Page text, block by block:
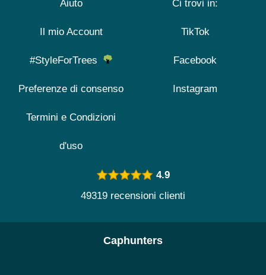
Aiuto
Il mio Account
#StyleForTrees
Preferenze di consenso
Termini e Condizioni
d'uso
Ci trovi in:
TikTok
Facebook
Instagram
4.9
49319 recensioni clienti
Caphunters